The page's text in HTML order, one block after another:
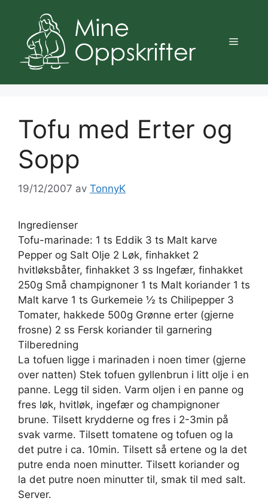
innhold
Meny
Tofu med Erter og
Sopp
19/12/2007 av TonnyK
Ingredienser
Tofu-marinade: 1 ts Eddik 3 ts Malt karve
Pepper og Salt Olje 2 Løk, finhakket 2
hvitløksbåter, finhakket 3 ss Ingefær, finhakket
250g Små champignoner 1 ts Malt koriander 1 ts
Malt karve 1 ts Gurkemeie ½ ts Chilipepper 3
Tomater, hakkede 500g Grønne erter (gjerne
frosne) 2 ss Fersk koriander til garnering
Tilberedning
La tofuen ligge i marinaden i noen timer (gjerne
over natten) Stek tofuen gyllenbrun i litt olje i en
panne. Legg til siden. Varm oljen i en panne og
fres løk, hvitløk, ingefær og champignoner
brune. Tilsett krydderne og fres i 2-3min på
svak varme. Tilsett tomatene og tofuen og la
det putre i ca. 10min. Tilsett så ertene og la det
putre enda noen minutter. Tilsett koriander og
la det putre noen minutter til, smak til med salt.
Server.